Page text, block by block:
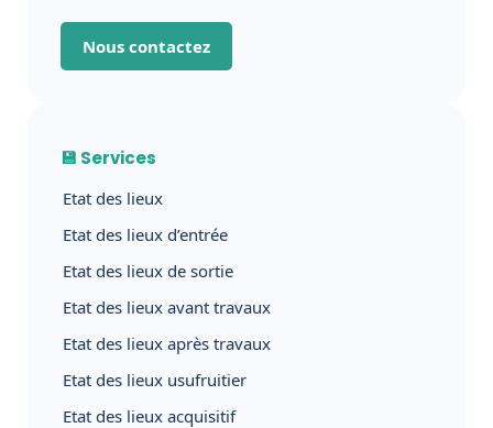
Nous contactez
💾 Services
Etat des lieux
Etat des lieux d’entrée
Etat des lieux de sortie
Etat des lieux avant travaux
Etat des lieux après travaux
Etat des lieux usufruitier
Etat des lieux acquisitif